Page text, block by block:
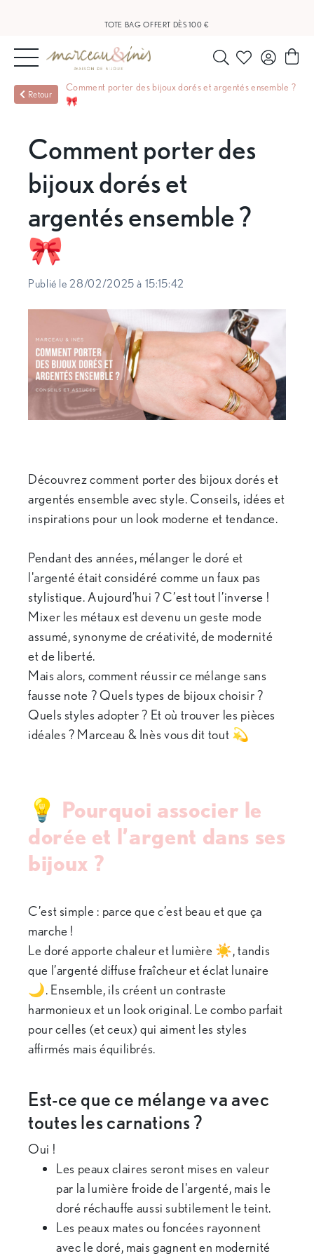
TOTE BAG OFFERT DÈS 100 €
NOUVEAUTÉS
OUTLET
NOS
BOUTIQUES
FAQ
Retour
Comment porter des bijoux dorés et argentés ensemble ?
🎀
Comment porter des
bijoux dorés et
argentés ensemble ?
🎀
Publié le 28/02/2025 à 15:15:42
Découvrez comment porter des bijoux dorés et
argentés ensemble avec style. Conseils, idées et
inspirations pour un look moderne et tendance.
Pendant des années, mélanger le doré et
l'argenté était considéré comme un faux pas
stylistique. Aujourd’hui ? C’est tout l’inverse !
Mixer les métaux est devenu un geste mode
assumé, synonyme de créativité, de modernité
et de liberté.
Mais alors, comment réussir ce mélange sans
fausse note ? Quels types de bijoux choisir ?
Quels styles adopter ? Et où trouver les pièces
idéales ? Marceau & Inès vous dit tout 💫
💡 Pourquoi associer le
dorée et l’argent dans ses
bijoux ?
C’est simple : parce que c’est beau et que ça
marche !
Le doré apporte chaleur et lumière ☀️, tandis
que l’argenté diffuse fraîcheur et éclat lunaire
🌙. Ensemble, ils créent un contraste
harmonieux et un look original. Le combo parfait
pour celles (et ceux) qui aiment les styles
affirmés mais équilibrés.
Est-ce que ce mélange va avec
toutes les carnations ?
Oui !
Les peaux claires seront mises en valeur
par la lumière froide de l'argenté, mais le
doré réchauffe aussi subtilement le teint.
Les peaux mates ou foncées rayonnent
avec le doré, mais gagnent en modernité